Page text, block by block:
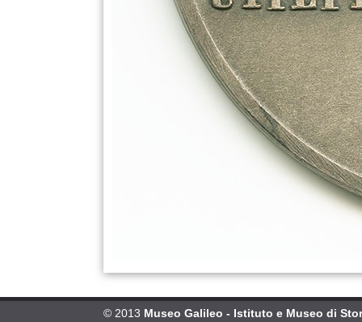
© 2013 Museo Galileo - Istituto e Museo di